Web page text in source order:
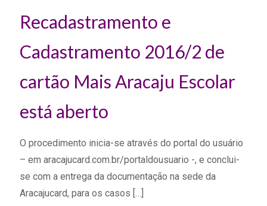
Recadastramento e
Cadastramento 2016/2 de
cartão Mais Aracaju Escolar
está aberto
O procedimento inicia-se através do portal do usuário
– em aracajucard.com.br/portaldousuario -, e conclui-
se com a entrega da documentação na sede da
Aracajucard, para os casos […]